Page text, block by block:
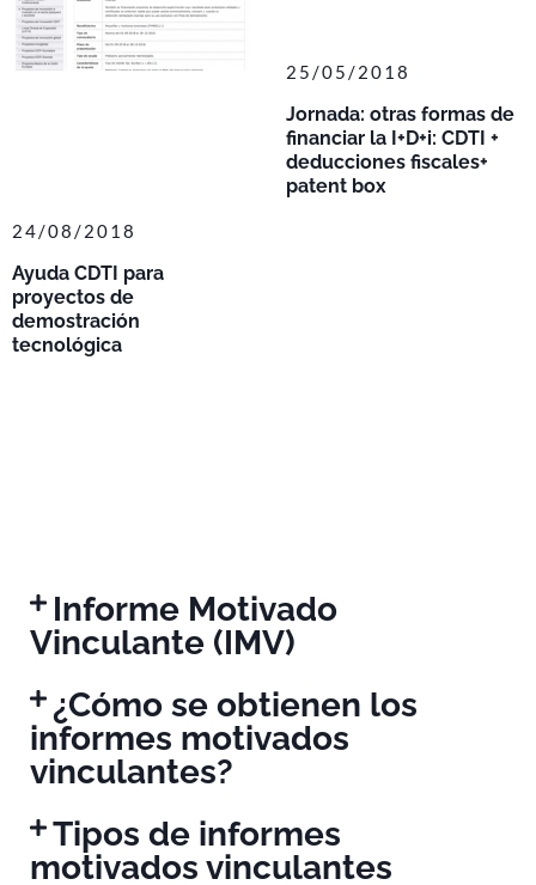
Ayuda CDTI para
proyectos de
demostración
tecnológica
24/08/2018
Jornada: otras formas de
financiar la I+D+i: CDTI +
deducciones fiscales+
patent box
25/05/2018
Informe Motivado
Vinculante (IMV)
¿Cómo se obtienen los
informes motivados
vinculantes?
Tipos de informes
motivados vinculantes